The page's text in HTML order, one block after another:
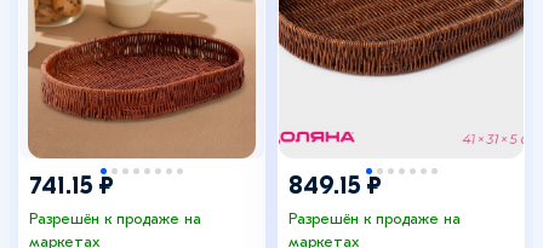
741.15 ₽
Разрешён к продаже на
маркетах
849.15 ₽
Разрешён к продаже на
маркетах